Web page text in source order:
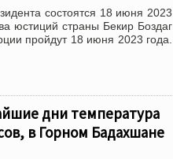
состоятся 18 июня 2023
юстиций страны Бекир Боздаг
пройдут 18 июня 2023 года.
дни температура
в Горном Бадахшане